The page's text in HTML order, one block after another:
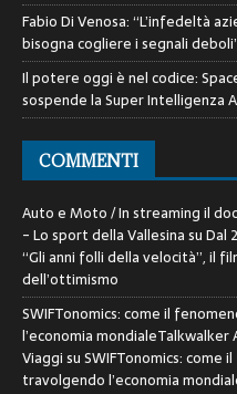
Fabio Di Venosa: “L’infedeltà
bisogna cogliere i segnali
Il potere oggi è nel codice:
sospende la Super Intelligenza
COMMENTI
Auto e Moto / In streaming il
- Lo sport della VallesinasuDal
“Gli anni folli della velocità”, il
dell’ottimismo
SWIFTonomics: come il
l’economia
ViaggisuSWIFTonomics: come
travolgendo l’economia